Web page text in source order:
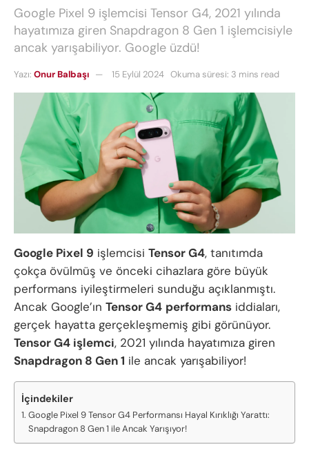
Google Pixel 9 işlemcisi Tensor G4, 2021 yılında
hayatımıza giren Snapdragon 8 Gen 1 işlemcisiyle
ancak yarışabiliyor. Google üzdü!
Yazı: Onur Balbaşı 15 Eylül 2024 Okuma süresi: 3 mins read
Google Pixel 9 işlemcisi Tensor G4, tanıtımda
çokça övülmüş ve önceki cihazlara göre büyük
performans iyileştirmeleri sunduğu açıklanmıştı.
Ancak Google’ın Tensor G4 performans iddiaları,
gerçek hayatta gerçekleşmemiş gibi görünüyor.
Tensor G4 işlemci, 2021 yılında hayatımıza giren
Snapdragon 8 Gen 1 ile ancak yarışabiliyor!
İçindekiler
Google Pixel 9 Tensor G4 Performansı Hayal Kırıklığı Yarattı:
Snapdragon 8 Gen 1 ile Ancak Yarışıyor!